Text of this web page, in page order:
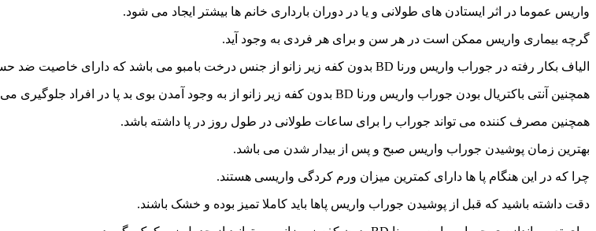
واریس عموما در اثر ایستادن های طولانی و یا در دوران بارداری خانم ها بیشتر ایجاد می شود.
گرچه بیماری واریس ممکن است در هر سن و برای هر فردی به وجود آید.
الیاف بکار رفته در جوراب واریس ورنا BD بدون کفه زیر زانو از جنس درخت بامبو می باشد که دارای خاصیت ضد حساسیتی است.
همچنین آنتی باکتریال بودن جوراب واریس ورنا BD بدون کفه زیر زانو از به وجود آمدن بوی بد پا در افراد جلوگیری می کند.
همچنین مصرف کننده می تواند جوراب را برای ساعات طولانی در طول روز در پا داشته باشد.
بهترین زمان پوشیدن جوراب واریس صبح و پس از بیدار شدن می باشد.
چرا که در این هنگام پا ها دارای کمترین میزان ورم کردگی واریسی هستند.
دقت داشته باشید که قبل از پوشیدن جوراب واریس پاها باید کاملا تمیز بوده و خشک باشند.